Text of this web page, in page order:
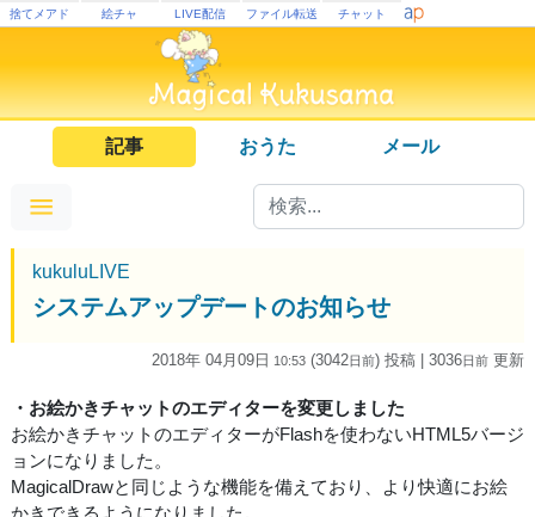
捨てメアド 絵チャ LIVE配信 ファイル転送 チャット
記事 おうた メール
kukuluLIVE
システムアップデートのお知らせ
2018年 04月09日 10:53 (3042日前) 投稿 | 3036日前 更新
・お絵かきチャットのエディターを変更しました
お絵かきチャットのエディターがFlashを使わないHTML5バージ
ョンになりました。
MagicalDrawと同じような機能を備えており、より快適にお絵
かきできるようになりました。